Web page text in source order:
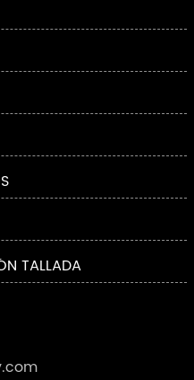
TALLADA